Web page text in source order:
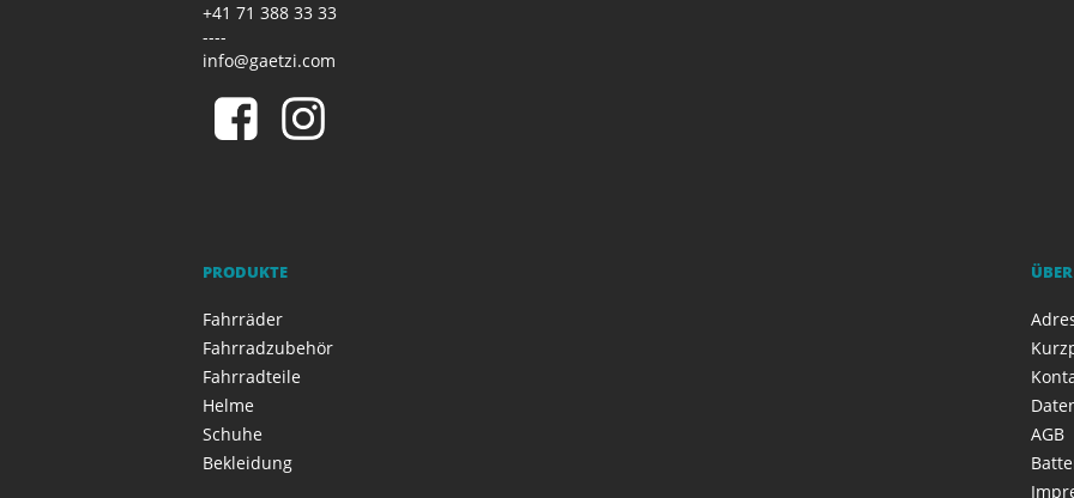
+41 71 388 33 33
----
info@gaetzi.com
PRODUKTE
Fahrräder
Fahrradzubehör
Fahrradteile
Helme
Schuhe
Bekleidung
AGB